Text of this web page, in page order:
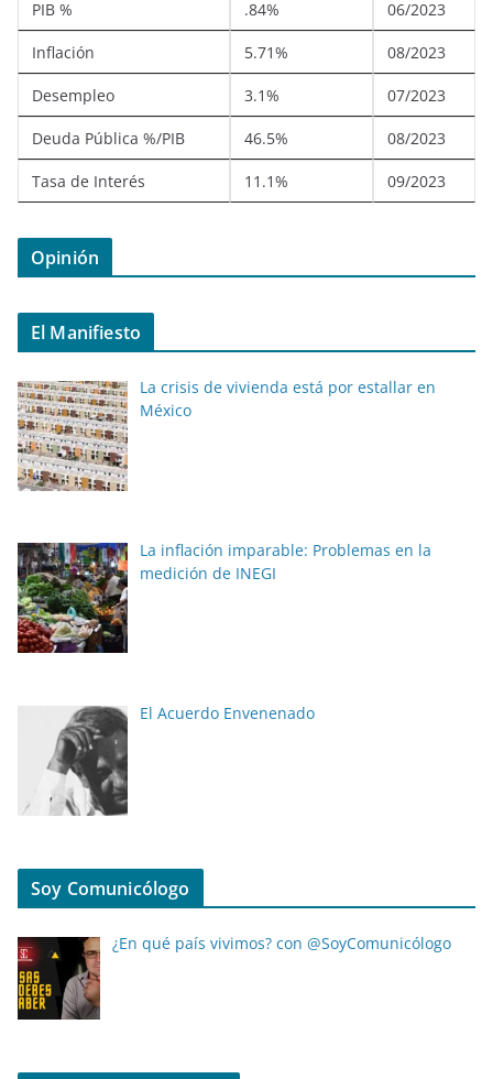
PIB % .84% 06/2023
Inflación 5.71% 08/2023
Desempleo 3.1% 07/2023
Deuda Pública %/PIB 46.5% 08/2023
Tasa de Interés 11.1% 09/2023
Opinión
El Manifiesto
La crisis de vivienda está por estallar en
México
La inflación imparable: Problemas en la
medición de INEGI
El Acuerdo Envenenado
Soy Comunicólogo
¿En qué país vivimos? con @SoyComunicólogo